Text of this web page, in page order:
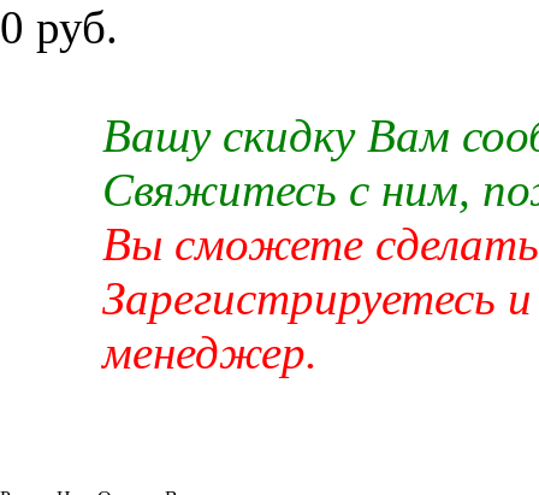
0 руб.
Вашу скидку Вам
Свяжитесь с ним,
Вы сможете сделать
Зарегистрируетесь
менеджер.